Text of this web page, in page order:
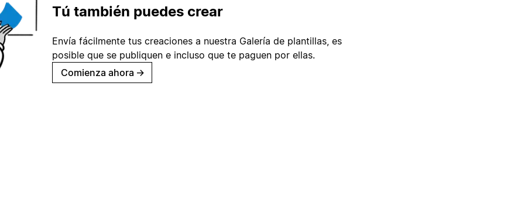
Tú también puedes crear
Envía fácilmente tus creaciones a nuestra Galería de plantillas, es
posible que se publiquen e incluso que te paguen por ellas.
Comienza ahora →